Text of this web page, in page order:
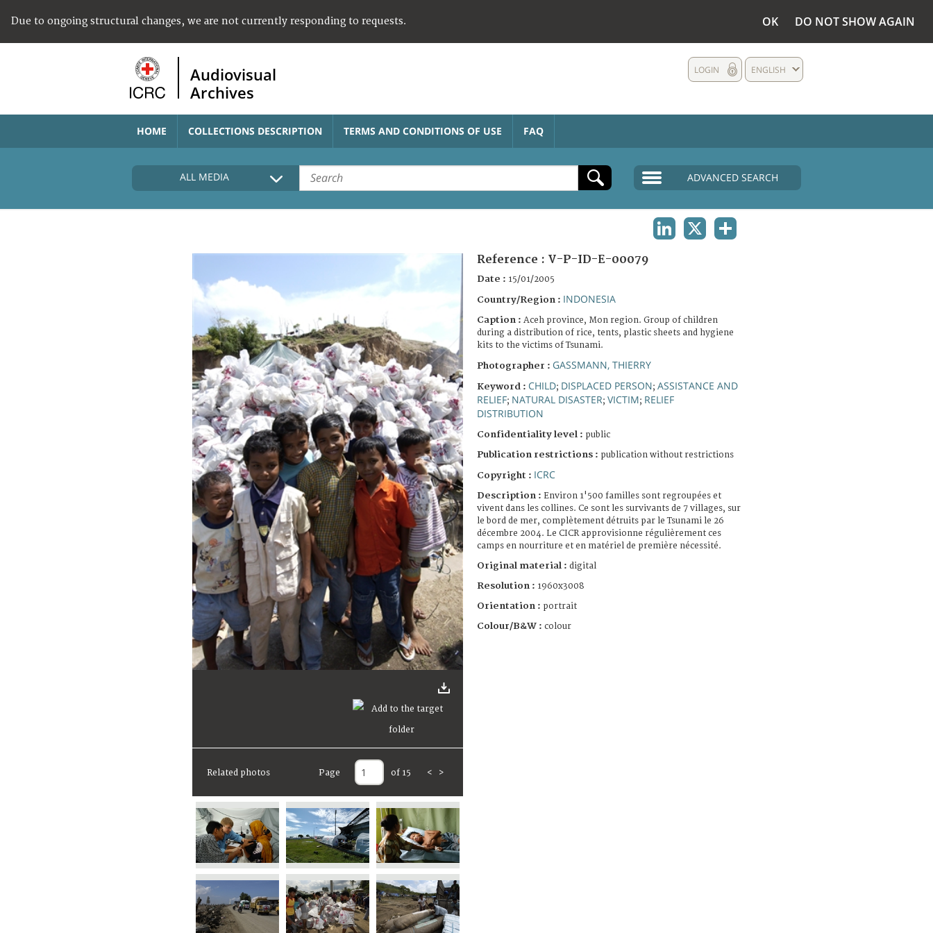
Due to ongoing structural changes, we are not currently responding to requests. OK DO NOT SHOW AGAIN
Audiovisual
Archives
ENGLISH
LOGIN
HOME COLLECTIONS DESCRIPTION TERMS AND CONDITIONS OF USE FAQ
ALL MEDIA ADVANCED SEARCH
Related photos Page of 15 < >
Reference : V-P-ID-E-00079
Date : 15/01/2005
Country/Region : INDONESIA
Caption : Aceh province, Mon region. Group of children
during a distribution of rice, tents, plastic sheets and hygiene
kits to the victims of Tsunami.
Photographer : GASSMANN, THIERRY
Keyword : CHILD; DISPLACED PERSON; ASSISTANCE AND
RELIEF; NATURAL DISASTER; VICTIM; RELIEF
DISTRIBUTION
Confidentiality level : public
Publication restrictions : publication without restrictions
Copyright : ICRC
Description : Environ 1'500 familles sont regroupées et
vivent dans les collines. Ce sont les survivants de 7 villages, sur
le bord de mer, complètement détruits par le Tsunami le 26
décembre 2004. Le CICR approvisionne régulièrement ces
camps en nourriture et en matériel de première nécessité.
Original material : digital
Resolution : 1960x3008
Orientation : portrait
Colour/B&W : colour